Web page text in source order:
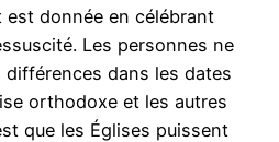
est donnée en célébrant
Les personnes ne
dans les dates
orthodoxe et les autres
que les Églises puissent